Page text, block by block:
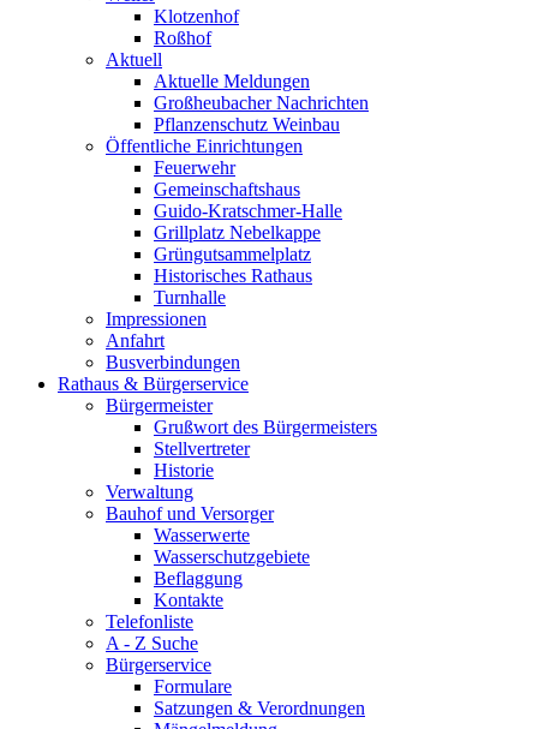
Klotzenhof
Roßhof
Aktuell
Aktuelle Meldungen
Großheubacher Nachrichten
Pflanzenschutz Weinbau
Öffentliche Einrichtungen
Feuerwehr
Gemeinschaftshaus
Guido-Kratschmer-Halle
Grillplatz Nebelkappe
Grüngutsammelplatz
Historisches Rathaus
Turnhalle
Impressionen
Anfahrt
Busverbindungen
Rathaus & Bürgerservice
Bürgermeister
Grußwort des Bürgermeisters
Stellvertreter
Historie
Verwaltung
Bauhof und Versorger
Wasserwerte
Wasserschutzgebiete
Beflaggung
Kontakte
Telefonliste
A - Z Suche
Bürgerservice
Formulare
Satzungen & Verordnungen